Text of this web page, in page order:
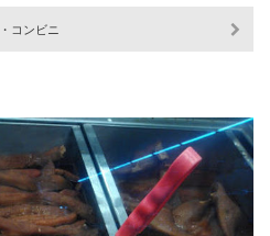
コンビニ